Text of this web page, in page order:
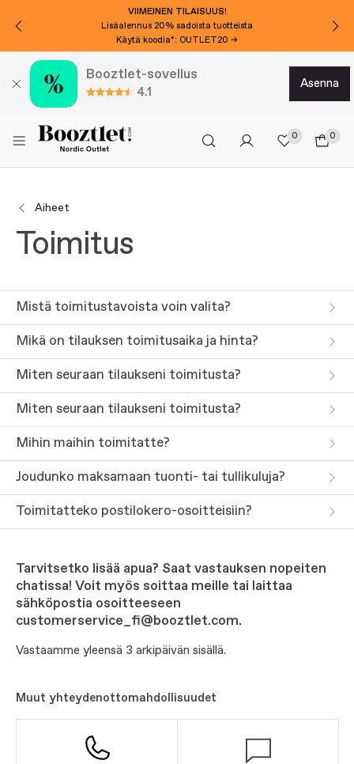
VIIMEINEN TILAISUUS!
Lisäalennus 20% sadoista tuotteista
Käytä koodia*: OUTLET20 →
Booztlet-sovellus
4.1
asenna
0 0
Aiheet
Toimitus
Mistä toimitustavoista voin valita?
Mikä on tilauksen toimitusaika ja hinta?
Miten seuraan tilaukseni toimitusta?
Miten seuraan tilaukseni toimitusta?
Mihin maihin toimitatte?
Joudunko maksamaan tuonti- tai tullikuluja?
Toimitatteko postilokero-osoitteisiin?
Tarvitsetko lisää apua? Saat vastauksen nopeiten
chatissa! Voit myös soittaa meille tai laittaa
sähköpostia osoitteeseen
customerservice_fi@booztlet.com.
Vastaamme yleensä 3 arkipäivän sisällä.
Muut yhteydenottomahdollisuudet